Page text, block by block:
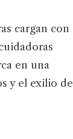
cargan con
en una
y el exilio de